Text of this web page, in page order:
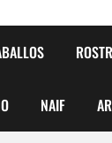
NAIF
Colorear,
exposición